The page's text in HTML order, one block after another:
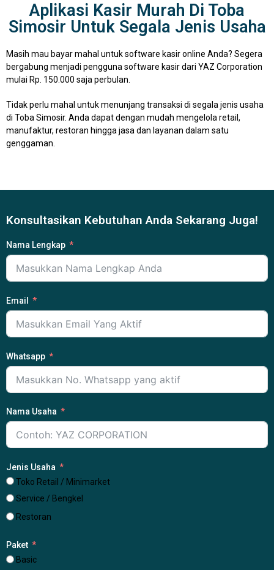
Aplikasi Kasir Murah Di Toba
Simosir Untuk Segala Jenis Usaha
Masih mau bayar mahal untuk software kasir online Anda? Segera
bergabung menjadi pengguna software kasir dari YAZ Corporation
mulai Rp. 150.000 saja perbulan.
Tidak perlu mahal untuk menunjang transaksi di segala jenis usaha
di Toba Simosir. Anda dapat dengan mudah mengelola retail,
manufaktur, restoran hingga jasa dan layanan dalam satu
genggaman.
Konsultasikan Kebutuhan Anda Sekarang Juga!
Nama Lengkap
Email
Whatsapp
Nama Usaha
Jenis Usaha
Toko Retail / Minimarket
Service / Bengkel
Restoran
Paket
Basic